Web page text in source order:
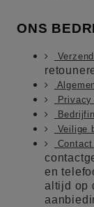
ONS
Veilige
en
altijd op